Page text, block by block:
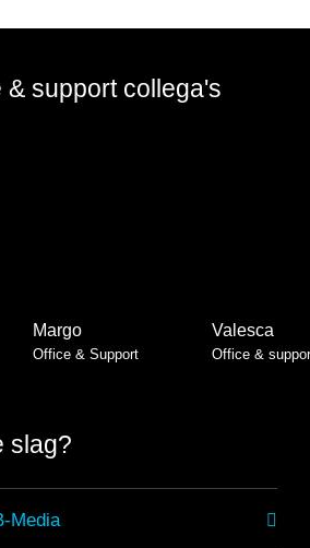
support collega's
Margo
Office & Support
Valesca
Office &
slag?
Media
Media